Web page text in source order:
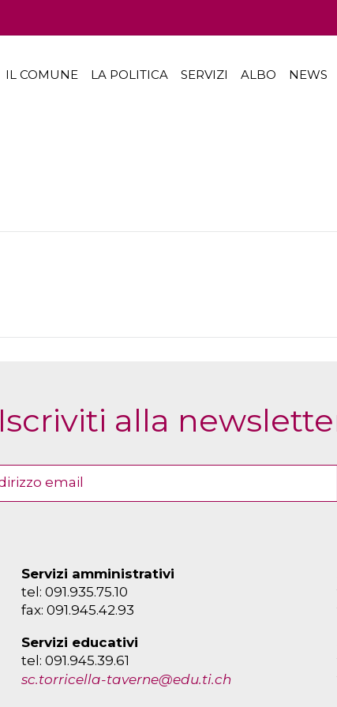
IL COMUNE LA POLITICA SERVIZI ALBO NEWS
Iscriviti alla
Servizi amministrativi
tel: 091.935.75.10
fax: 091.945.42.93
Servizi educativi
tel: 091.945.39.61
sc.torricella-taverne@edu.ti.ch